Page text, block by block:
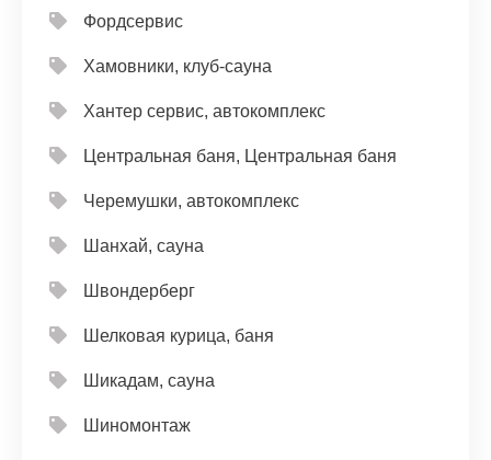
Фордсервис
Хамовники, клуб-сауна
Хантер сервис, автокомплекс
Центральная баня, Центральная баня
Черемушки, автокомплекс
Шанхай, сауна
Швондерберг
Шелковая курица, баня
Шикадам, сауна
Шиномонтаж